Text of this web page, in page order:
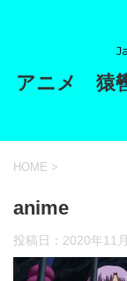
アニメ 猿
HOME >
anime
投稿日： 2020年11